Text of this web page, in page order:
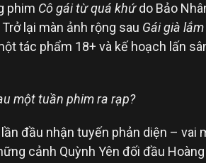
phim Cô gái từ quá khứdo Bảo
lại màn ảnh rộng sau Gái già lắm
tác phẩm 18+ và kế hoạch lấn
một tuần phim ra rạp?
đầu nhận tuyến phản diện – vai
cảnh Quỳnh Yên đối đầu Hoàng